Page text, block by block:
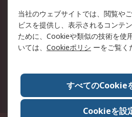
RSについて
会社概要
プレスリリース＆お知ら
全世界のRS
ESGへの取り組み（英語）
当社のウェブサイトでは、閲覧や
ビスを提供し、表示されるコンテ
ために、Cookieや類似の技術を使
いては、 Cookieポリシ ーをご覧く
すべてのCookie
Cookieを設